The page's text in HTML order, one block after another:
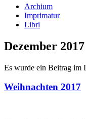
Zum
Inhalt
springen
Archium
Imprimatur
Libri
Dezember 2017
Es wurde ein Beitrag im
Weihnachten 2017